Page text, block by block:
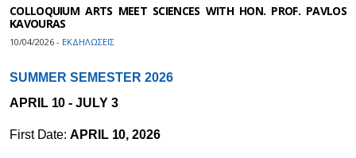
COLLOQUIUM ARTS MEET SCIENCES WITH HON. PROF. PAVLOS
KAVOURAS
10/04/2026 - ΕΚΔΗΛΩΣΕΙΣ
SUMMER SEMESTER 2026
APRIL 10 - JULY 3
First Date: APRIL 10, 2026